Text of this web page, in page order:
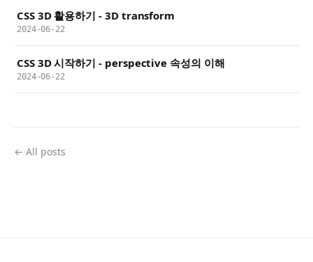
CSS 3D 활용하기 - 3D transform
2024-06-22
CSS 3D 시작하기 - perspective 속성의 이해
2024-06-22
← All posts